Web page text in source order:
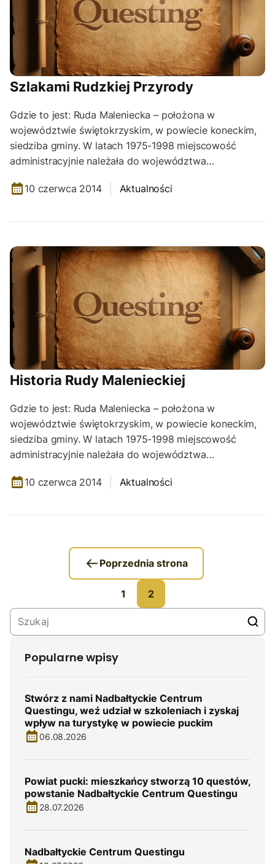
Szlakami Rudzkiej Przyrody
Gdzie to jest: Ruda Maleniecka – położona w
województwie świętokrzyskim, w powiecie koneckim,
siedziba gminy. W latach 1975-1998 miejscowość
administracyjnie należała do województwa…
10 czerwca 2014 Aktualności
Historia Rudy Malenieckiej
Gdzie to jest: Ruda Maleniecka – położona w
województwie świętokrzyskim, w powiecie koneckim,
siedziba gminy. W latach 1975-1998 miejscowość
administracyjnie należała do województwa…
10 czerwca 2014 Aktualności
Poprzednia strona
1 2
Popularne wpisy
Stwórz z nami Nadbałtyckie Centrum
Questingu, weź udział w szkoleniach i zyskaj
wpływ na turystykę w powiecie puckim
06.08.2026
Powiat pucki: mieszkańcy stworzą 10 questów,
powstanie Nadbałtyckie Centrum Questingu
28.07.2026
Nadbałtyckie Centrum Questingu